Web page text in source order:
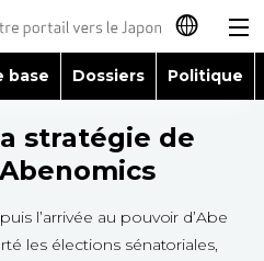
日本語
English
繁體字
base Dossiers Politique
stratégie de
l’arrivée au pouvoir d’Abe
les élections sénatoriales,